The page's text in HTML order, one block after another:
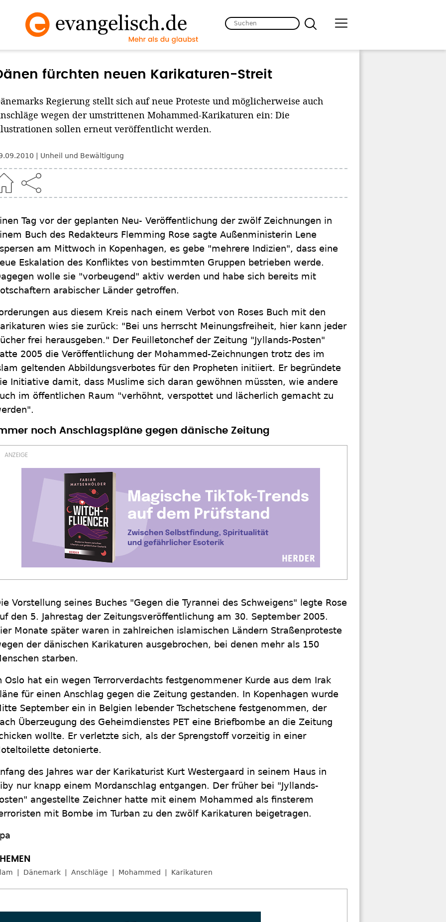
fürchten neuen Karikaturen-Streit
Regierung stellt sich auf neue Proteste und möglicherweise auch
wegen der umstrittenen Mohammed-Karikaturen ein: Die
sollen erneut veröffentlicht werden.
Unheil und Bewältigung
Tag vor der geplanten Neu- Veröffentlichung der zwölf Zeichnungen in
Buch des Redakteurs Flemming Rose sagte Außenministerin Lene
am Mittwoch in Kopenhagen, es gebe "mehrere Indizien", dass eine
Eskalation des Konfliktes von bestimmten Gruppen betrieben werde.
wolle sie "vorbeugend" aktiv werden und habe sich bereits mit
arabischer Länder getroffen.
aus diesem Kreis nach einem Verbot von Roses Buch mit den
wies sie zurück: "Bei uns herrscht Meinungsfreiheit, hier kann jeder
frei herausgeben." Der Feuilletonchef der Zeitung "Jyllands-Posten"
2005 die Veröffentlichung der Mohammed-Zeichnungen trotz des im
geltenden Abbildungsverbotes für den Propheten initiiert. Er begründete
Initiative damit, dass Muslime sich daran gewöhnen müssten, wie andere
im öffentlichen Raum "verhöhnt, verspottet und lächerlich gemacht zu
noch Anschlagspläne gegen dänische Zeitung
Vorstellung seines Buches "Gegen die Tyrannei des Schweigens" legte Rose
den 5. Jahrestag der Zeitungsveröffentlichung am 30. September 2005.
Monate später waren in zahlreichen islamischen Ländern Straßenproteste
der dänischen Karikaturen ausgebrochen, bei denen mehr als 150
starben.
Oslo hat ein wegen Terrorverdachts festgenommener Kurde aus dem Irak
für einen Anschlag gegen die Zeitung gestanden. In Kopenhagen wurde
September ein in Belgien lebender Tschetschene festgenommen, der
Überzeugung des Geheimdienstes PET eine Briefbombe an die Zeitung
wollte. Er verletzte sich, als der Sprengstoff vorzeitig in einer
detonierte.
des Jahres war der Karikaturist Kurt Westergaard in seinem Haus in
nur knapp einem Mordanschlag entgangen. Der früher bei "Jyllands-
angestellte Zeichner hatte mit einem Mohammed als finsterem
mit Bombe im Turban zu den zwölf Karikaturen beigetragen.
Dänemark Anschläge Mohammed Karikaturen